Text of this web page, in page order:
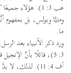
عب 3: 1). هؤلاء
ومتيَّا وبولس، بل
ما.
ورد ذكر الأنبياء بعد
3: 5)، قائلًا بأنَّ
أف 4: 11). لذلك،